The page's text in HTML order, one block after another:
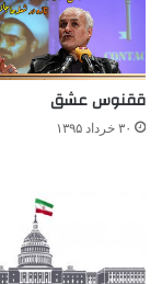
ققنوس عشق
۳۰ خرداد ۱۳۹۵